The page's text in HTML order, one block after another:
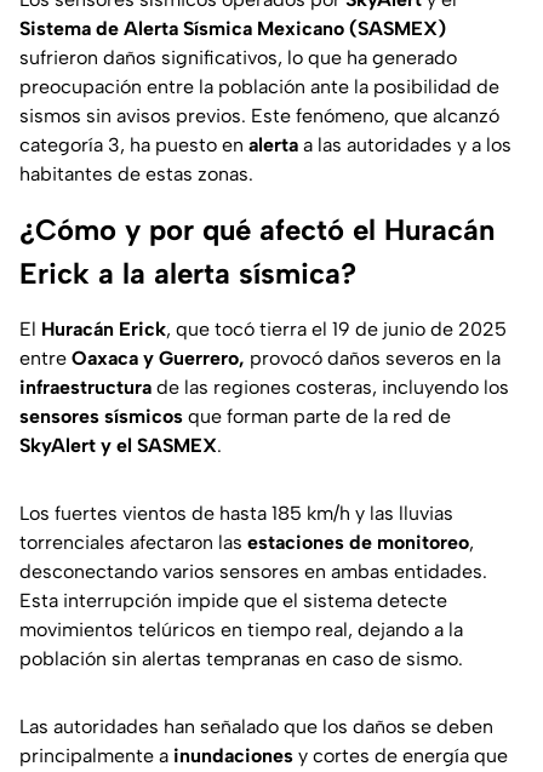
Sistema de Alerta Sísmica Mexicano (SASMEX)
sufrieron daños significativos, lo que ha generado
preocupación entre la población ante la posibilidad de
sismos sin avisos previos. Este fenómeno, que alcanzó
categoría 3, ha puesto en alerta a las autoridades y a los
habitantes de estas zonas.
¿Cómo y por qué afectó el Huracán
Erick a la alerta sísmica?
El Huracán Erick, que tocó tierra el 19 de junio de 2025
entre Oaxaca y Guerrero, provocó daños severos en la
infraestructura de las regiones costeras, incluyendo los
sensores sísmicos que forman parte de la red de
SkyAlert y el SASMEX.
Los fuertes vientos de hasta 185 km/h y las lluvias
torrenciales afectaron las estaciones de monitoreo,
desconectando varios sensores en ambas entidades.
Esta interrupción impide que el sistema detecte
movimientos telúricos en tiempo real, dejando a la
población sin alertas tempranas en caso de sismo.
Las autoridades han señalado que los daños se deben
principalmente a inundaciones y cortes de energía que